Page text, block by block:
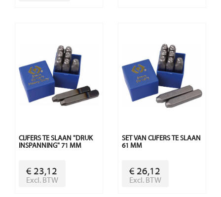
CIJFERS TE SLAAN "DRUK
INSPANNING" 71 MM
€ 23,12
Excl. BTW
SET VAN CIJFERS TE SLAAN
61 MM
€ 26,12
Excl. BTW